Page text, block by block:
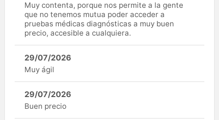
Muy contenta, porque nos permite a la gente
que no tenemos mutua poder acceder a
pruebas médicas diagnósticas a muy buen
precio, accesible a cualquiera.
29/07/2026
Muy ágil
29/07/2026
Buen precio